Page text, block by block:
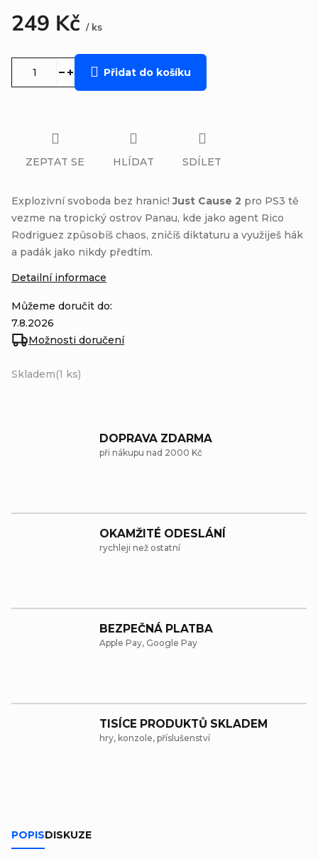
249 Kč / ks
Skladem(1 ks)
Můžeme doručit do:
7.8.2026
Možnosti doručení
Přidat do košíku
Explozivní svoboda bez hranic!Just Cause 2 pro PS3 tě
vezme na tropický ostrov Panau, kde jako agent Rico
Rodriguez způsobíš chaos, zničíš diktaturu a využiješ hák
a padák jako nikdy předtím.
Detailní informace
ZEPTAT SE HLÍDAT SDÍLET
DOPRAVA ZDARMA
při nákupu nad 2000 Kč
OKAMŽITÉ ODESLÁNÍ
rychleji než ostatní
BEZPEČNÁ PLATBA
Apple Pay, Google Pay
TISÍCE PRODUKTŮ SKLADEM
hry, konzole, příslušenství
POPISDISKUZE